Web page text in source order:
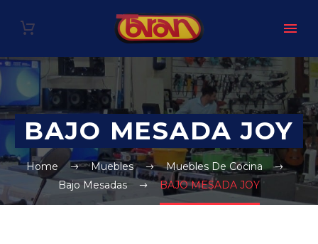
BAJO MESADA JOY
Home Muebles
Muebles De Cocina
Bajo Mesadas
BAJO MESADA JOY